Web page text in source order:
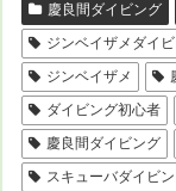
慶良間ダイビング
ジンベイザメダイ
ジンベイザメ
ダイビング初心者
慶良間ダイビング
スキューバダイビ